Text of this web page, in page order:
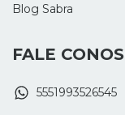
Blog Sabra
FALE
5551993526545